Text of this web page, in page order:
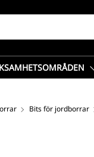
Bits för jordborrar